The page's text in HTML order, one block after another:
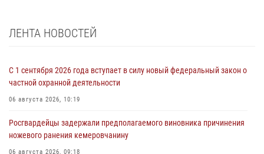
ЛЕНТА НОВОСТЕЙ
С 1 сентября 2026 года вступает в силу новый федеральный закон о
частной охранной деятельности
06 августа 2026, 10:19
Росгвардейцы задержали предполагаемого виновника причинения
ножевого ранения кемеровчанину
06 августа 2026, 09:18